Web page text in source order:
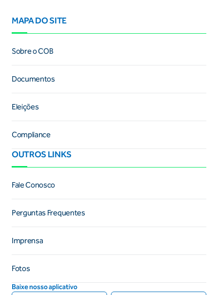
MAPA DO SITE
Sobre o COB
Documentos
Eleições
Compliance
OUTROS LINKS
Fale Conosco
Perguntas Frequentes
Imprensa
Fotos
Baixe nosso aplicativo